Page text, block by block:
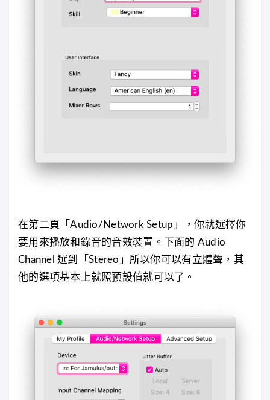
在第二頁「Audio/Network Setup」，你就選擇你
要用來播放和錄音的音效裝置。下面的 Audio
Channel 選到「Stereo」所以你可以有立體聲，其
他的選項基本上就照預設值就可以了。